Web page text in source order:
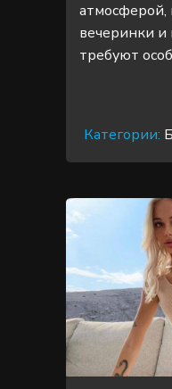
атмосферой,
вечеринки
требуют
Категории: